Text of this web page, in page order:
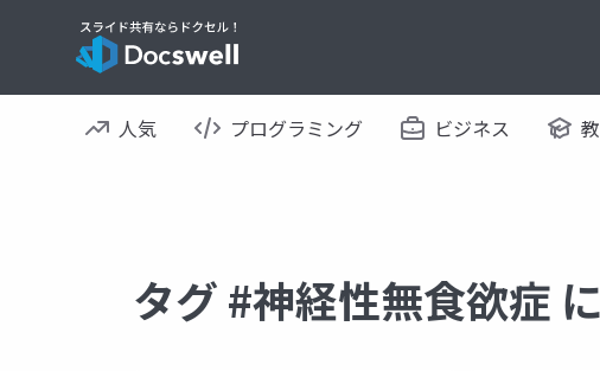
人気 プログラミング ビジネス
タグ #神経性無食欲症